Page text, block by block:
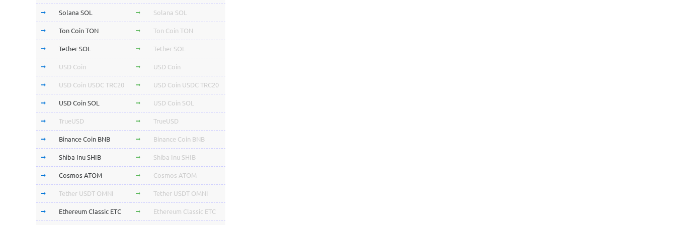
Solana SOL Solana SOL
Ton Coin TON Ton Coin TON
Tether SOL Tether SOL
USD Coin USD Coin
USD Coin USDC TRC20 USD Coin USDC TRC20
USD Coin SOL USD Coin SOL
TrueUSD TrueUSD
Binance Coin BNB Binance Coin BNB
Shiba Inu SHIB Shiba Inu SHIB
Cosmos ATOM Cosmos ATOM
Tether USDT OMNI Tether USDT OMNI
Ethereum Classic ETC Ethereum Classic ETC